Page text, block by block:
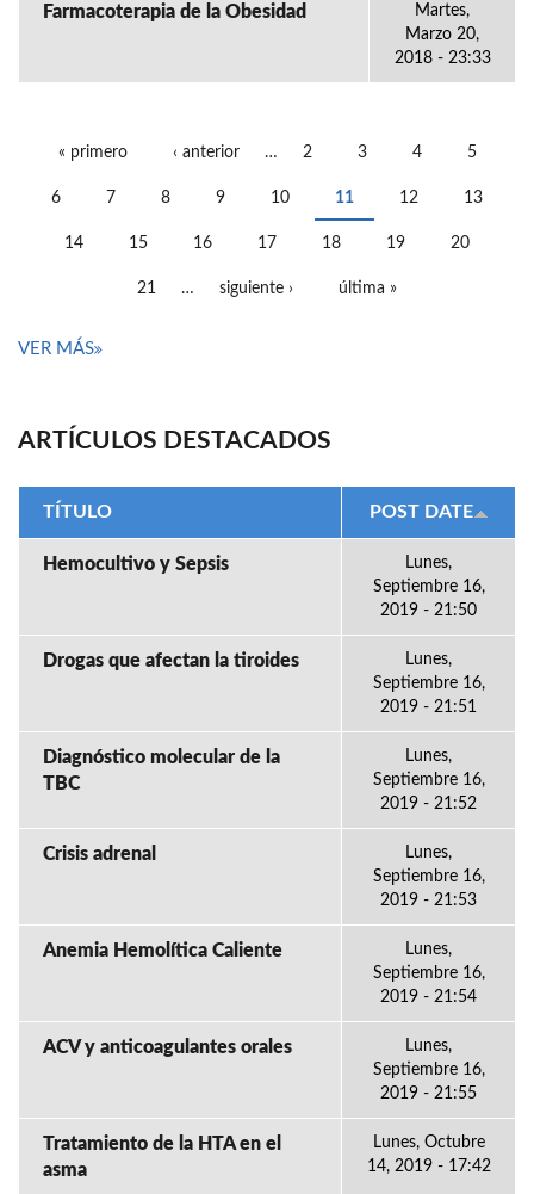
Farmacoterapia de la Obesidad
Martes,
Marzo 20,
2018 - 23:33
« primero ‹ anterior … 2 3 4 5
6 7 8 9 10 11 12 13
14 15 16 17 18 19 20
21 … siguiente › última »
VER MÁS
ARTÍCULOS DESTACADOS
TÍTULO POST DATE
Hemocultivo y Sepsis
Lunes,
Septiembre 16,
2019 - 21:50
Drogas que afectan la tiroides
Lunes,
Septiembre 16,
2019 - 21:51
Diagnóstico molecular de la
TBC
Lunes,
Septiembre 16,
2019 - 21:52
Crisis adrenal
Lunes,
Septiembre 16,
2019 - 21:53
Anemia Hemolítica Caliente
Lunes,
Septiembre 16,
2019 - 21:54
ACV y anticoagulantes orales
Lunes,
Septiembre 16,
2019 - 21:55
Tratamiento de la HTA en el
asma
Lunes, Octubre
14, 2019 - 17:42